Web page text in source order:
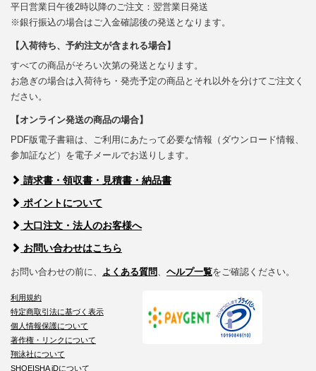
平日営業日午後2時以降のご注文：翌営業日発送
※銀行振込の場合はご入金確認後の発送となります。
【入荷待ち、予約注文が含まれる場合】
すべての商品がそろい次第の発送となります。
お急ぎの場合は入荷待ち・発売予定の商品とそれ以外を分けてご注文く
ださい。
【オンライン発送の商品の場合】
PDF版電子書籍は、ご利用にあたって必要な情報（ダウンロード情報、
参加証など）を電子メールでお送りします。
請求書・領収書・見積書・納品書
ポイントについて
大口注文・法人のお客様へ
お問い合わせはこちら
お問い合わせの前に、 よくある質問 ヘルプ一覧をご確認ください。
利用規約
特定商取引法に基づく表示
個人情報保護について
著作権・リンクについて
翔泳社について
SHOEISHA iDについて